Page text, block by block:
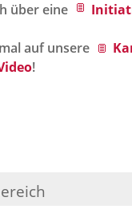
über eine
auf unsere
!